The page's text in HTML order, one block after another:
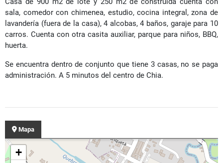
sala, comedor con chimenea, estudio, cocina integral, zona de
lavandería (fuera de la casa), 4 alcobas, 4 baños, garaje para 10
carros. Cuenta con otra casita auxiliar, parque para niños, BBQ,
huerta.
Se encuentra dentro de conjunto que tiene 3 casas, no se paga
administración. A 5 minutos del centro de Chia.
Mapa
+